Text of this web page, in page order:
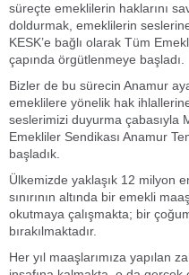
süreçte emeklilerin haklarını
doldurmak, emeklilerin
KESK’e bağlı olarak Tüm
çapında örgütlenmeye başladı.
Bizler de bu sürecin Anamur
emeklilere yönelik hak
seslerimizi duyurma çabasıyla
Emekliler Sendikası Anamur
başladık.
Ülkemizde yaklaşık 12 milyon
sınırının altında bir emekli
okutmaya çalışmakta; bir
bırakılmaktadır.
Her yıl maaşlarımıza yapılan